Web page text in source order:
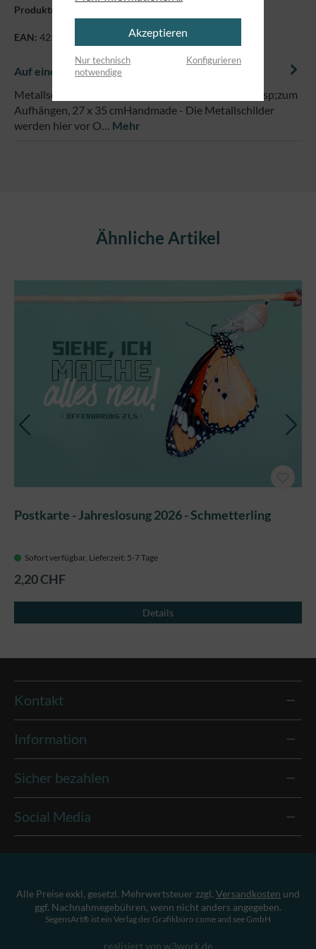
Produktnummer:
EAN: 4250479869967
Auf einem Blick
Metallschild, für trockene Innenräume geeignet&nbsp;zum
Aufhängen, 27 x 35 cmHandmade - Die Metallschilder
werden hier vor O… Mehr
Produktgalerie überspringenÄhnliche Artikel
Postkarte - Jahreslosung 2026 - Schmetterling
Sofort verfügbar, Lieferzeit: 5-7 Tage
2,20 CHF
Details
Kontakt
Information
Sicher bezahlen
Social Media
Alle Preise exkl. gesetzl. Mehrwertsteuer zzgl. Versandkosten und
ggf. Nachnahmegebühren, wenn nicht anders angegeben.
SegensArt® ist ein Verlag der Grafikbüro come and see GmbH
realisiert von w3work.de
Akzeptieren
Nur technisch
notwendige
Konfigurieren